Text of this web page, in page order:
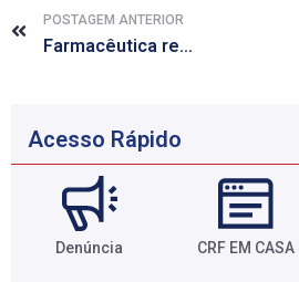
POSTAGEM ANTERIOR
Farmacêutica realiza ação social voltada ao Dia Mundial da Diabetes
Acesso Rápido
Denúncia CRF EM CASA